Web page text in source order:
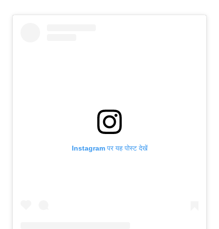
Instagram पर यह पोस्ट देखें